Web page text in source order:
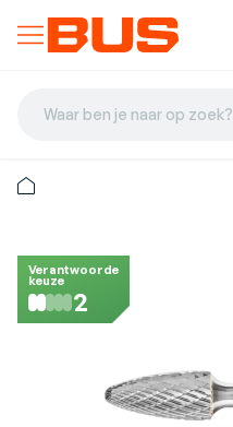
Waar ben je naar op zoek?
Verantwoorde
keuze
2